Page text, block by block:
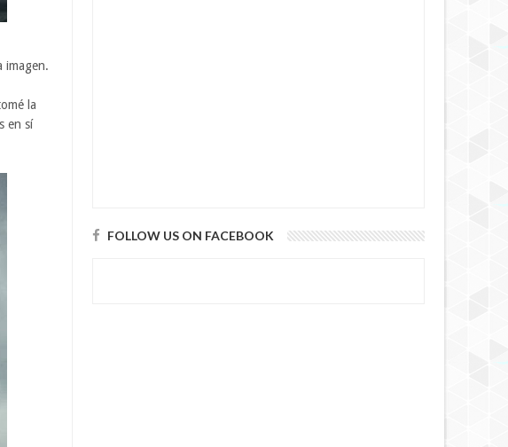
imagen.
la
en sí
FOLLOW US ON FACEBOOK